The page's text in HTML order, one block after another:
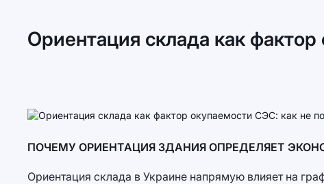
Ориентация склада как
ПОЧЕМУ ОРИЕНТАЦИЯ ЗДАНИЯ ОПРЕДЕЛЯЕТ
Ориентация склада в Украине напрямую влияет на